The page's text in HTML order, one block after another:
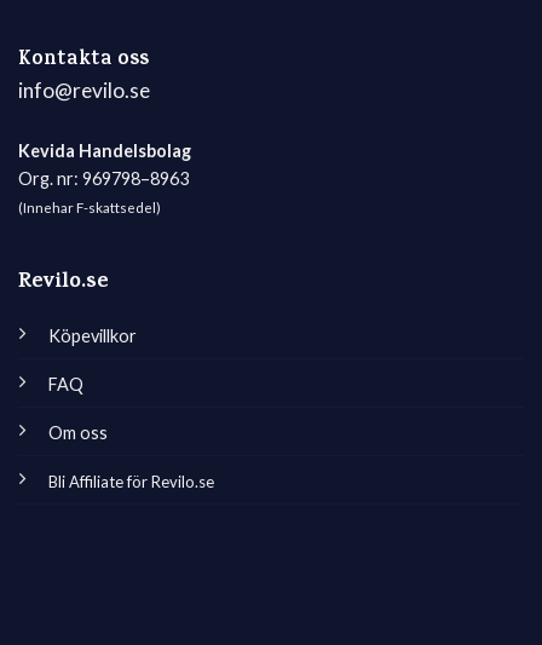
Kontakta oss
info@revilo.se
Kevida Handelsbolag
Org. nr: 969798–8963
(Innehar F-skattsedel)
Revilo.se
Köpevillkor
FAQ
Om oss
Bli Affiliate för Revilo.se